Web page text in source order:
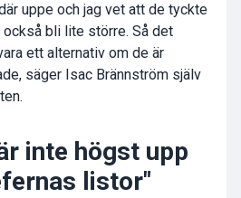
uppe och jag vet att de tyckte
också bli lite större. Så det
ett alternativ om de är
säger Isac Brännström själv
inte högst upp
listor"